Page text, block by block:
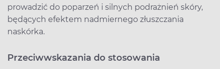
prowadzić do poparzeń i silnych podrażnień skóry,
będących efektem nadmiernego złuszczania
naskórka.
Przeciwwskazania do stosowania